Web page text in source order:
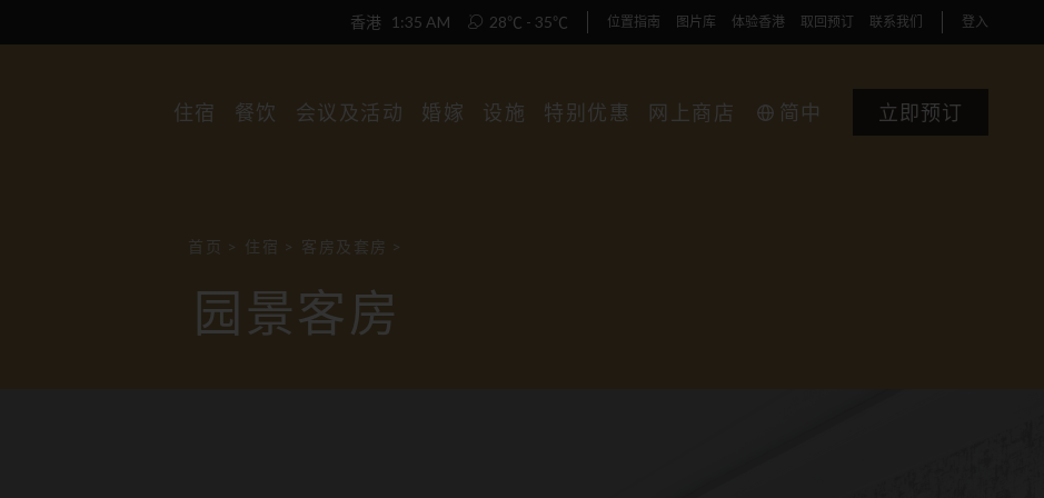
香港 1:35 AM 28℃ - 35℃ 位置指南 图片库 体验香港 取回预订 联系我们 登入
住宿 餐饮 会议及活动 婚嫁 设施 特别优惠 网上商店 简中 立即预订
首页 > 住宿 > 客房及套房 >
园景客房